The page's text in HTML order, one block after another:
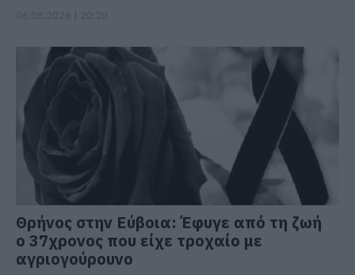
Θρήνος στην Εύβοια: Έφυγε από τη ζωή
ο 37χρονος που είχε τροχαίο με
αγριογούρουνο